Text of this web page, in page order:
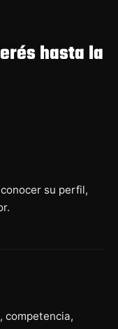
hasta la
su perfil,
competencia,